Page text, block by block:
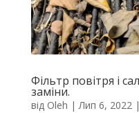
Фільтр повітря і
заміни.
від Oleh | Лип 6, 2022 |